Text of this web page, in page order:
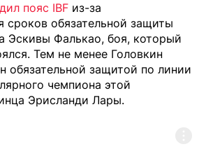
пояс IBF из-за
обязательной защиты
Эскивы Фалькао, боя, который
Тем не менее Головкин
обязательной защитой по линии
чемпиона этой
Эрисланди Лары.